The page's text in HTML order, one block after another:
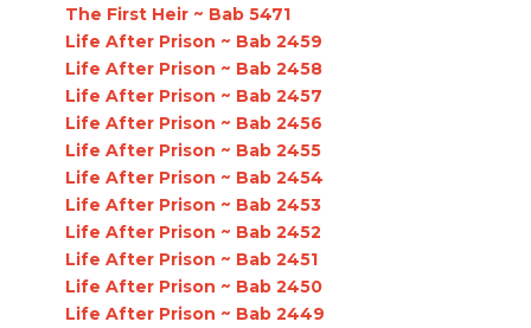
The First Heir ~ Bab 5471
Life After Prison ~ Bab 2459
Life After Prison ~ Bab 2458
Life After Prison ~ Bab 2457
Life After Prison ~ Bab 2456
Life After Prison ~ Bab 2455
Life After Prison ~ Bab 2454
Life After Prison ~ Bab 2453
Life After Prison ~ Bab 2452
Life After Prison ~ Bab 2451
Life After Prison ~ Bab 2450
Life After Prison ~ Bab 2449